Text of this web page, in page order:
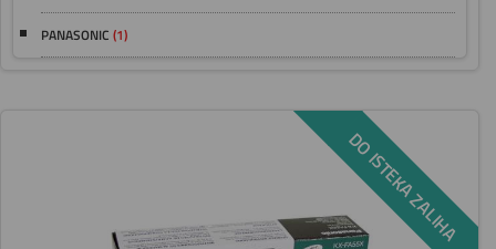
PANASONIC (1)
DO ISTEKA ZALIHA